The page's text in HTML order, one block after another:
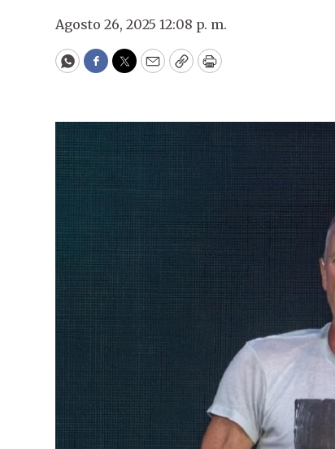
Agosto 26, 2025 12:08 p. m.
WhatsApp
Facebook
Twitter
EmailCopyPrint